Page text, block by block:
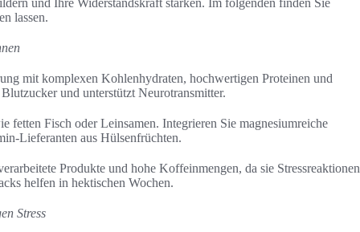
und Ihre Widerstandskraft stärken. Im folgenden finden Sie
lassen.
mit komplexen Kohlenhydraten, hochwertigen Proteinen und
und unterstützt Neurotransmitter.
fetten Fisch oder Leinsamen. Integrieren Sie magnesiumreiche
Lieferanten aus Hülsenfrüchten.
Produkte und hohe Koffeinmengen, da sie Stressreaktionen
helfen in hektischen Wochen.
Stress